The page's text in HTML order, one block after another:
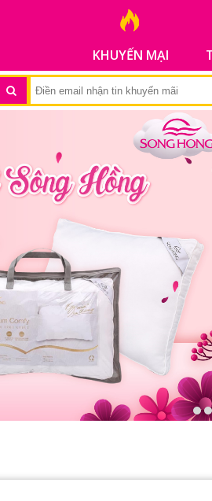
KHUYẾN MẠI